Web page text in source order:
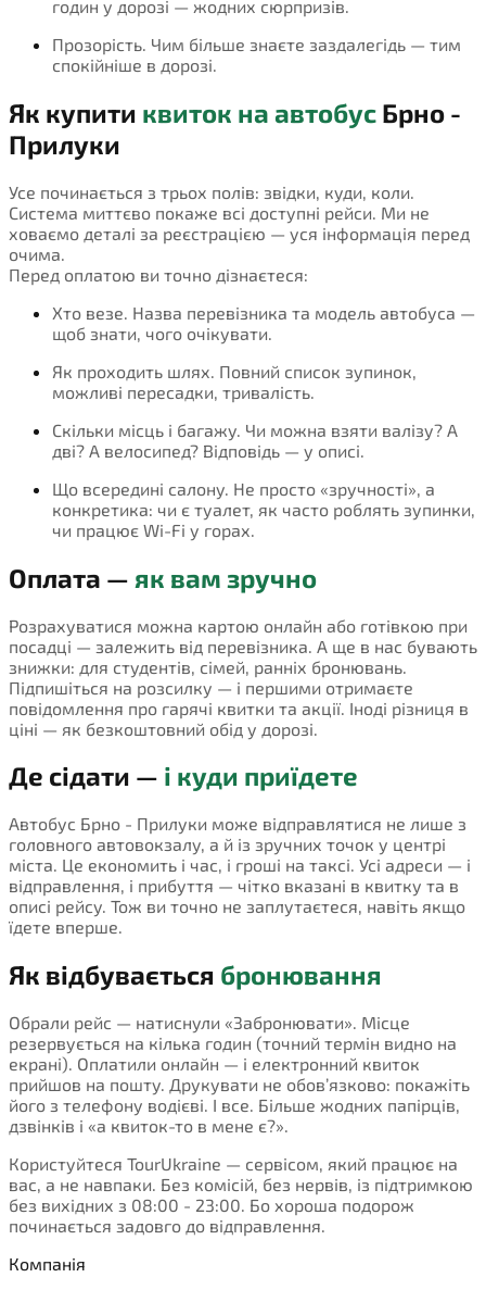
годин у дорозі — жодних сюрпризів.
Прозорість. Чим більше знаєте заздалегідь — тим
спокійніше в дорозі.
Як купити квиток на автобус Брно -
Прилуки
Усе починається з трьох полів: звідки, куди, коли.
Система миттєво покаже всі доступні рейси. Ми не
ховаємо деталі за реєстрацією — уся інформація перед
очима.
Перед оплатою ви точно дізнаєтеся:
Хто везе. Назва перевізника та модель автобуса —
щоб знати, чого очікувати.
Як проходить шлях. Повний список зупинок,
можливі пересадки, тривалість.
Скільки місць і багажу. Чи можна взяти валізу? А
дві? А велосипед? Відповідь — у описі.
Що всередині салону. Не просто «зручності», а
конкретика: чи є туалет, як часто роблять зупинки,
чи працює Wi-Fi у горах.
Оплата — як вам зручно
Розрахуватися можна картою онлайн або готівкою при
посадці — залежить від перевізника. А ще в нас бувають
знижки: для студентів, сімей, ранніх бронювань.
Підпишіться на розсилку — і першими отримаєте
повідомлення про гарячі квитки та акції. Іноді різниця в
ціні — як безкоштовний обід у дорозі.
Де сідати — і куди приїдете
Автобус Брно - Прилуки може відправлятися не лише з
головного автовокзалу, а й із зручних точок у центрі
міста. Це економить і час, і гроші на таксі. Усі адреси — і
відправлення, і прибуття — чітко вказані в квитку та в
описі рейсу. Тож ви точно не заплутаєтеся, навіть якщо
їдете вперше.
Як відбувається бронювання
Обрали рейс — натиснули «Забронювати». Місце
резервується на кілька годин (точний термін видно на
екрані). Оплатили онлайн — і електронний квиток
прийшов на пошту. Друкувати не обов’язково: покажіть
його з телефону водієві. І все. Більше жодних папірців,
дзвінків і «а квиток-то в мене є?».
Користуйтеся TourUkraine — сервісом, який працює на
вас, а не навпаки. Без комісій, без нервів, із підтримкою
без вихідних з 08:00 - 23:00. Бо хороша подорож
починається задовго до відправлення.
Компанія